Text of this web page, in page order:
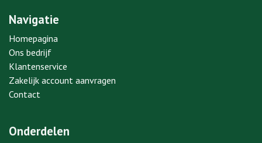
Navigatie
Homepagina
Ons bedrijf
Klantenservice
Zakelijk account aanvragen
Contact
Onderdelen